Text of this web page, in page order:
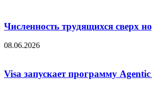
Численность трудящихся сверх
08.06.2026
Visa запускает программу